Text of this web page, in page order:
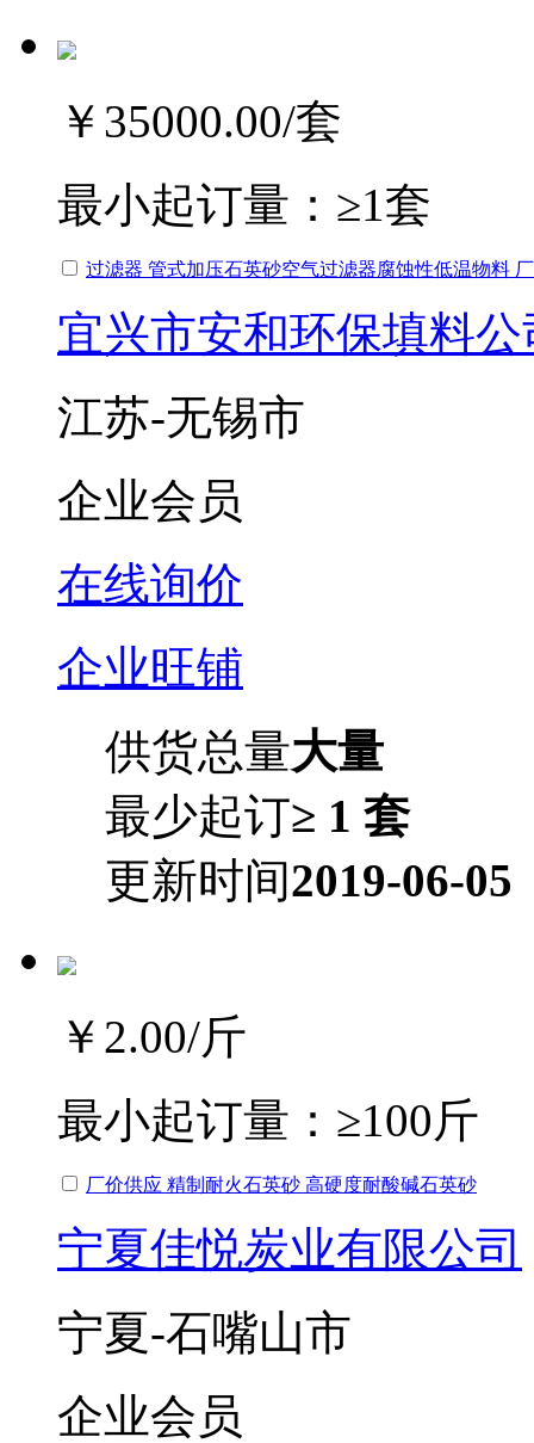
￥35000.00/套
最小起订量： ≥1套
过滤器 管式加压石英砂空气过滤器腐蚀性低温物料
宜兴市安和环保填料公
江苏-无锡市
企业会员
在线询价
企业旺铺
供货总量大量
最少起订≥ 1 套
更新时间2019-06-05
￥2.00/斤
最小起订量： ≥100斤
厂价供应 精制耐火石英砂 高硬度耐酸碱石英砂
宁夏佳悦炭业有限公司
宁夏-石嘴山市
企业会员